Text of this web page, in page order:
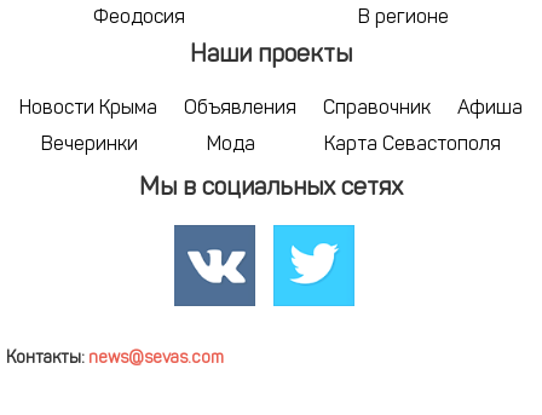
Феодосия
В регионе
Наши проекты
Новости Крыма Объявления Справочник
Афиша
Вечеринки
Мода Карта Севастополя
Мы в социальных сетях
Контакты: news@sevas.com